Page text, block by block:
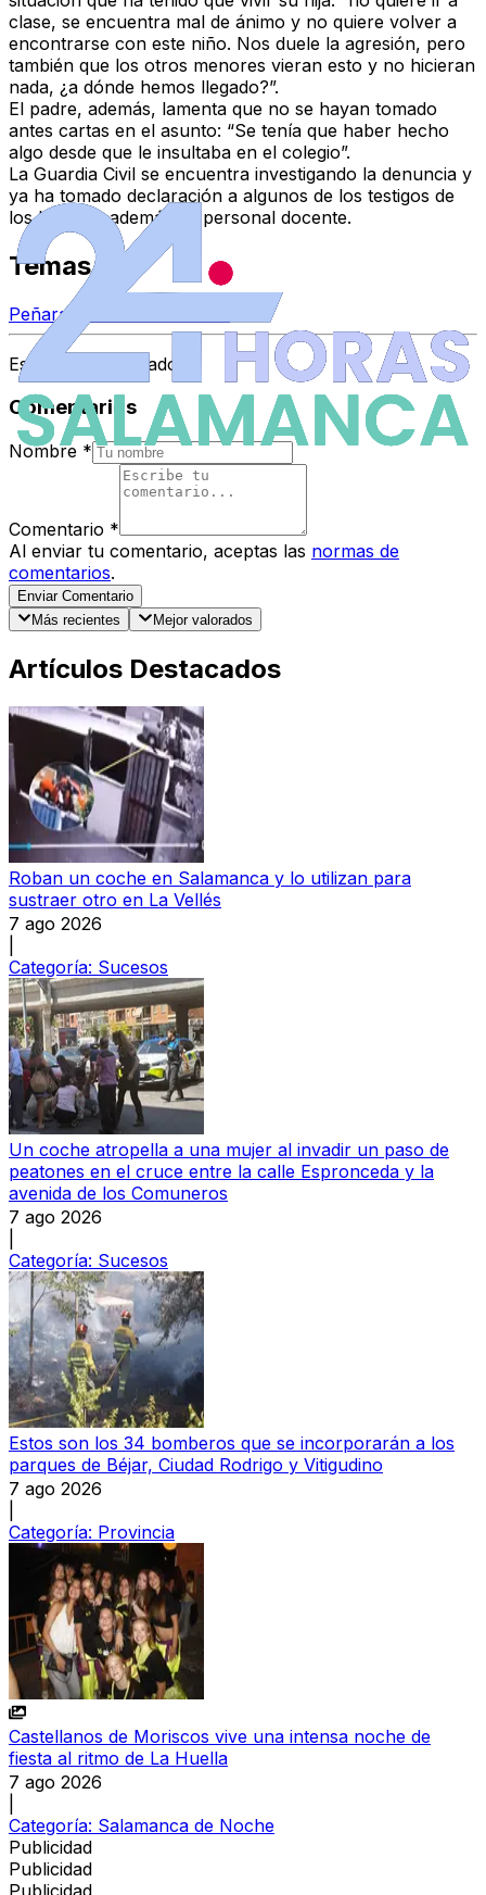
clase, se encuentra mal de ánimo y no quiere volver a
encontrarse con este niño. Nos duele la agresión, pero
también que los otros menores vieran esto y no hicieran
nada, ¿a dónde hemos llegado?”.
El padre, además, lamenta que no se hayan tomado
antes cartas en el asunto: “Se tenía que haber hecho
algo desde que le insultaba en el colegio”.
La Guardia Civil se encuentra investigando la denuncia y
ya ha tomado declaración a algunos de los testigos de
los hechos, además de personal docente.
Temas
Peñaranda de Bracamonte
Espacio Patrocinado
Comentarios
Nombre *
Comentario *
Al enviar tu comentario, aceptas las normas de
comentarios.
Enviar Comentario
Más recientes
Mejor valorados
Artículos Destacados
Roban un coche en Salamanca y lo utilizan para
sustraer otro en La Vellés
7 ago 2026
Categoría: Sucesos
Un coche atropella a una mujer al invadir un paso de
peatones en el cruce entre la calle Espronceda y la
avenida de los Comuneros
7 ago 2026
Categoría: Sucesos
Estos son los 34 bomberos que se incorporarán a los
parques de Béjar, Ciudad Rodrigo y Vitigudino
7 ago 2026
Categoría: Provincia
Castellanos de Moriscos vive una intensa noche de
fiesta al ritmo de La Huella
7 ago 2026
Categoría: Salamanca de Noche
Publicidad
Publicidad